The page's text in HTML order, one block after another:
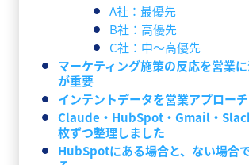
A社：最優先
B社：高優先
C社：中〜高優先
マーケティング施策の反応を営業
が重要
インテントデータを営業アプロー
Claude・HubSpot・Gmail・
枚ずつ整理しました
HubSpotにある場合と、ない場合